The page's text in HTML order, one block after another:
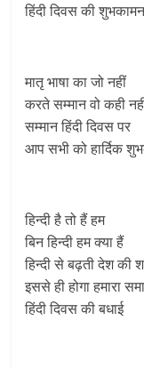
हिंदी दिवस की
मातृ भाषा का जो नहीं
करते सम्मान वो कही
सम्मान हिंदी दिवस पर
आप सभी को हार्दिक
हिन्दी है तो हैं हम
बिन हिन्दी हम क्या हैं
हिन्दी से बढ़ती देश की
इससे ही होगा हमारा
हिंदी दिवस की बधाई